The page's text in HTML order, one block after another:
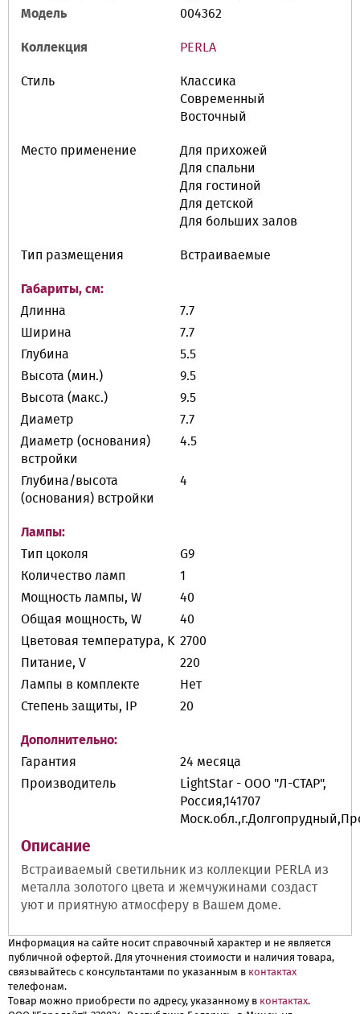
Модель
004362
Коллекция PERLA
Стиль
Классика
Современный
Восточный
Место применение
Для прихожей
Для спальни
Для гостиной
Для детской
Для больших залов
Тип размещения Встраиваемые
Габариты, см:
Длинна
7.7
Ширина
7.7
Глубина
5.5
Высота (мин.)
9.5
Высота (макс.)
9.5
Диаметр
7.7
Диаметр (основания)
встройки
4.5
Глубина/высота
(основания) встройки
4
Лампы:
Тип цоколя
G9
Количество ламп
1
Мощность лампы, W
40
Общая мощность, W
40
Цветовая температура, K 2700
Питание, V
220
Лампы в комплекте
Нет
Степень защиты, IP
20
Дополнительно:
Гарантия
24 месяца
Производитель
LightStar - ООО "Л-СТАР",
Россия,141707
Описание
Встраиваемый светильник из коллекции PERLA из
металла золотого цвета и жемчужинами создаст
уют и приятную атмосферу в Вашем доме.
Информация на сайте носит справочный характер и не является
публичной офертой. Для уточнения стоимости и наличия товара,
связывайтесь с консультантами по указанным в контактах
телефонам.
Товар можно приобрести по адресу, указанному в контактах.